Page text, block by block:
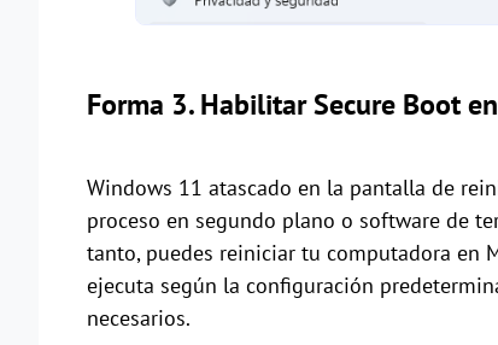
Forma 3. Habilitar Secure Boot
Windows 11 atascado en la pantalla de
proceso en segundo plano o software de
tanto, puedes reiniciar tu computadora en
ejecuta según la configuración
necesarios.